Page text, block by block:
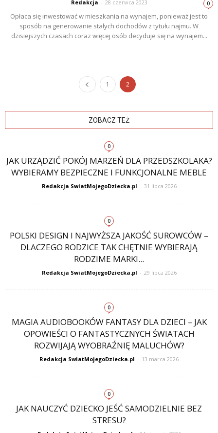
Redakcja - 28 czerwca 2023 0
Opłaca się inwestować w mieszkania na wynajem, ponieważ jest to
sposób na generowanie stałych dochodów z tytułu najmu. W
dzisiejszych czasach coraz więcej osób decyduje się na wynajem...
1 2
ZOBACZ TEŻ
0
JAK URZĄDZIĆ POKÓJ MARZEŃ DLA PRZEDSZKOLAKA?
WYBIERAMY BEZPIECZNE I FUNKCJONALNE MEBLE
Redakcja SwiatMojegoDziecka.pl - 31 lipca 2026
0
POLSKI DESIGN I NAJWYŻSZA JAKOŚĆ SUROWCÓW –
DLACZEGO RODZICE TAK CHĘTNIE WYBIERAJĄ
RODZIME MARKI...
Redakcja SwiatMojegoDziecka.pl - 29 lipca 2026
0
MAGIA AUDIOBOOKÓW FANTASY DLA DZIECI – JAK
OPOWIEŚCI O FANTASTYCZNYCH ŚWIATACH
ROZWIJAJĄ WYOBRAŹNIĘ MALUCHÓW?
Redakcja SwiatMojegoDziecka.pl - 13 marca 2026
0
JAK NAUCZYĆ DZIECKO JEŚĆ SAMODZIELNIE BEZ
STRESU?